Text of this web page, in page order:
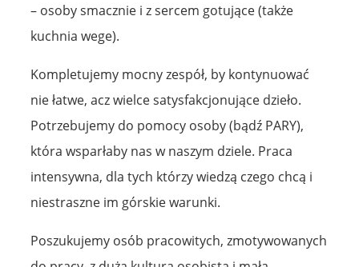
– osoby smacznie i z sercem gotujące (także
kuchnia wege).
Kompletujemy mocny zespół, by kontynuować
nie łatwe, acz wielce satysfakcjonujące dzieło.
Potrzebujemy do pomocy osoby (bądź PARY),
która wsparłaby nas w naszym dziele. Praca
intensywna, dla tych którzy wiedzą czego chcą i
niestraszne im górskie warunki.
Poszukujemy osób pracowitych, zmotywowanych